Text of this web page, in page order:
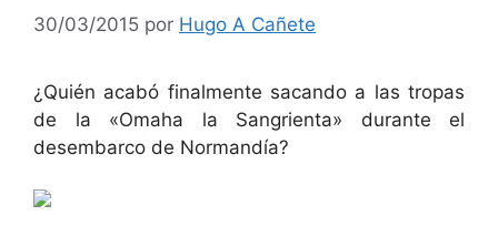
30/03/2015 por Hugo A Cañete
¿Quién acabó finalmente sacando a las tropas
de la «Omaha la Sangrienta» durante el
desembarco de Normandía?